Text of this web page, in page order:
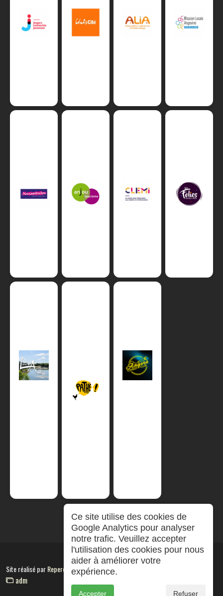
Site réalisé parRepereCom
adm
Ce site utilise des cookies de
Google Analytics pour analyser
notre trafic. Veuillez accepter
l'utilisation des cookies pour nous
aider à améliorer votre
expérience.
Accepter Refuser